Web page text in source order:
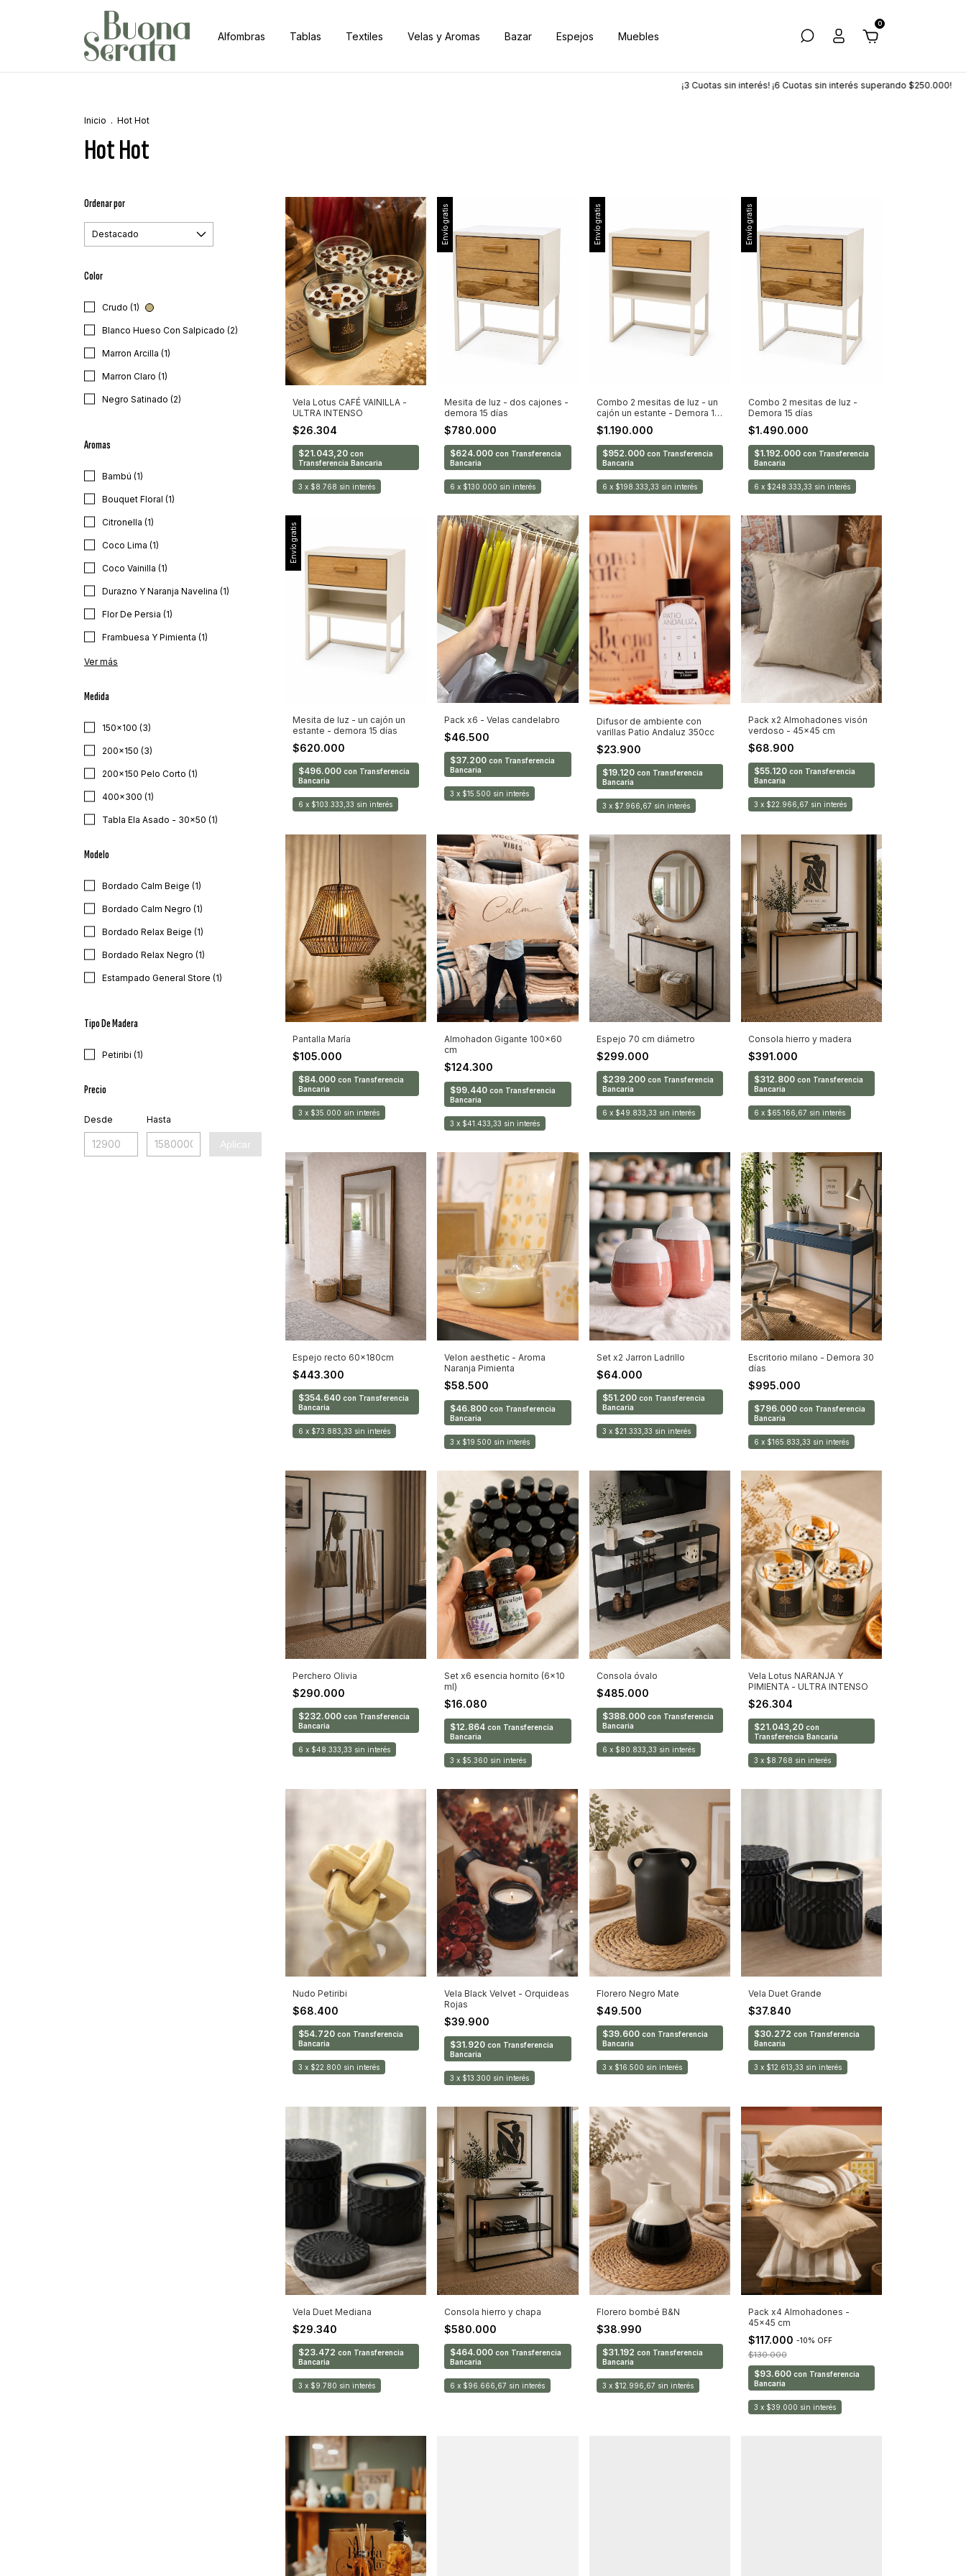
Alfombras Tablas Textiles Velas y Aromas Bazar Espejos Muebles
0
¡3 Cuotas sin interés! ¡6 Cuotas sin interés superando $250.000! 💵 ¡20% Off con
Inicio . Hot Hot
Hot Hot
Ordenar por
Color
Crudo (1)
Blanco Hueso Con Salpicado (2)
Marron Arcilla (1)
Marron Claro (1)
Negro Satinado (2)
Aromas
Bambú (1)
Bouquet Floral (1)
Citronella (1)
Coco Lima (1)
Coco Vainilla (1)
Durazno Y Naranja Navelina (1)
Flor De Persia (1)
Frambuesa Y Pimienta (1)
Ver más
Medida
150x100 (3)
200x150 (3)
200x150 Pelo Corto (1)
400x300 (1)
Tabla Ela Asado - 30x50 (1)
Modelo
Bordado Calm Beige (1)
Bordado Calm Negro (1)
Bordado Relax Beige (1)
Bordado Relax Negro (1)
Estampado General Store (1)
Tipo De Madera
Petiribi (1)
Precio
Desde Hasta
Aplicar
Vela Lotus CAFÉ VAINILLA -
ULTRA INTENSO
$26.304
$21.043,20 con
Transferencia Bancaria
3 x $8.768 sin interés
Envío gratis
Mesita de luz - dos cajones -
demora 15 días
$780.000
$624.000con Transferencia
Bancaria
6 x $130.000 sin interés
Envío gratis
Combo 2 mesitas de luz - un
cajón un estante - Demora 15
días
$1.190.000
$952.000 con Transferencia
Bancaria
6 x $198.333,33 sin interés
Envío gratis
Combo 2 mesitas de luz -
Demora 15 días
$1.490.000
$1.192.000 con Transferencia
Bancaria
6 x $248.333,33 sin interés
Envío gratis
Mesita de luz - un cajón un
estante - demora 15 días
$620.000
$496.000 con Transferencia
Bancaria
6 x $103.333,33 sin interés
Pack x6 - Velas candelabro
$46.500
$37.200con Transferencia
Bancaria
3 x $15.500 sin interés
Difusor de ambiente con
varillas Patio Andaluz 350cc
$23.900
$19.120 con Transferencia
Bancaria
3 x $7.966,67 sin interés
Pack x2 Almohadones visón
verdoso - 45x45 cm
$68.900
$55.120 con Transferencia
Bancaria
3 x $22.966,67 sin interés
Pantalla María
$105.000
$84.000 con Transferencia
Bancaria
3 x $35.000 sin interés
Almohadon Gigante 100x60
cm
$124.300
$99.440con Transferencia
Bancaria
3 x $41.433,33 sin interés
Espejo 70 cm diámetro
$299.000
$239.200 con Transferencia
Bancaria
6 x $49.833,33 sin interés
Consola hierro y madera
$391.000
$312.800 con Transferencia
Bancaria
6 x $65.166,67 sin interés
Espejo recto 60x180cm
$443.300
$354.640 con Transferencia
Bancaria
6 x $73.883,33 sin interés
Velon aesthetic - Aroma
Naranja Pimienta
$58.500
$46.800con Transferencia
Bancaria
3 x $19.500 sin interés
Set x2 Jarron Ladrillo
$64.000
$51.200 con Transferencia
Bancaria
3 x $21.333,33 sin interés
Escritorio milano - Demora 30
días
$995.000
$796.000 con Transferencia
Bancaria
6 x $165.833,33 sin interés
Perchero Olivia
$290.000
$232.000 con Transferencia
Bancaria
6 x $48.333,33 sin interés
Set x6 esencia hornito (6x10
ml)
$16.080
$12.864con Transferencia
Bancaria
3 x $5.360 sin interés
Consola óvalo
$485.000
$388.000 con Transferencia
Bancaria
6 x $80.833,33 sin interés
Vela Lotus NARANJA Y
PIMIENTA - ULTRA INTENSO
$26.304
$21.043,20 con
Transferencia Bancaria
3 x $8.768 sin interés
Nudo Petiribi
$68.400
$54.720 con Transferencia
Bancaria
3 x $22.800 sin interés
Vela Black Velvet - Orquideas
Rojas
$39.900
$31.920con Transferencia
Bancaria
3 x $13.300 sin interés
Florero Negro Mate
$49.500
$39.600 con Transferencia
Bancaria
3 x $16.500 sin interés
Vela Duet Grande
$37.840
$30.272 con Transferencia
Bancaria
3 x $12.613,33 sin interés
Vela Duet Mediana
$29.340
$23.472 con Transferencia
Bancaria
3 x $9.780 sin interés
Consola hierro y chapa
$580.000
$464.000con Transferencia
Bancaria
6 x $96.666,67 sin interés
Florero bombé B&N
$38.990
$31.192 con Transferencia
Bancaria
3 x $12.996,67 sin interés
Pack x4 Almohadones -
45x45 cm
$117.000 -10% OFF
$130.000
$93.600 con Transferencia
Bancaria
3 x $39.000 sin interés